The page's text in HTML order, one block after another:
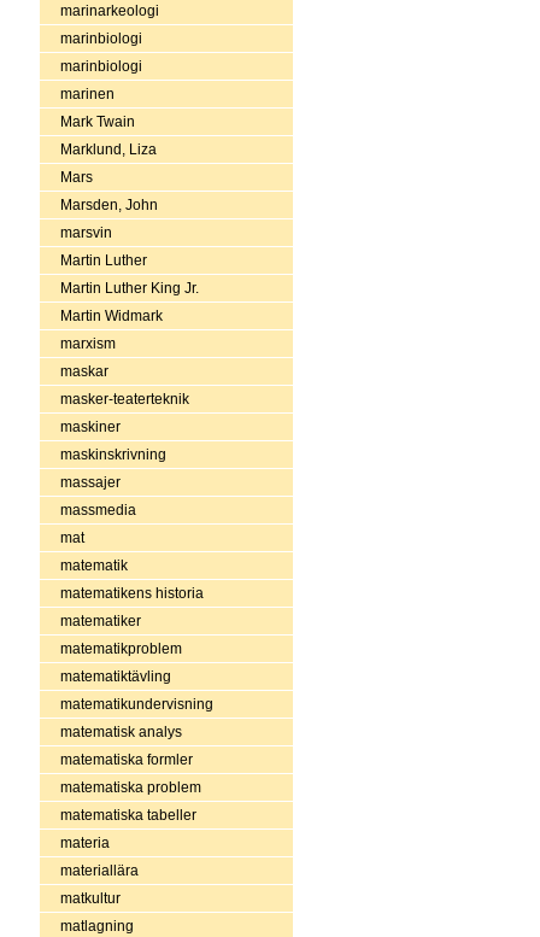
marinarkeologi
marinbiologi
marinbiologi
marinen
Mark Twain
Marklund, Liza
Mars
Marsden, John
marsvin
Martin Luther
Martin Luther King Jr.
Martin Widmark
marxism
maskar
masker-teaterteknik
maskiner
maskinskrivning
massajer
massmedia
mat
matematik
matematikens historia
matematiker
matematikproblem
matematiktävling
matematikundervisning
matematisk analys
matematiska formler
matematiska problem
matematiska tabeller
materia
materiallära
matkultur
matlagning